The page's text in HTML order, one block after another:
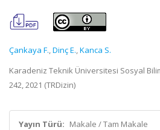
Çankaya F.,Dinç E.,Kanca S.
Karadeniz Teknik Üniversitesi Sosyal
242, 2021 (TRDizin)
Yayın Türü: Makale / Tam Makale